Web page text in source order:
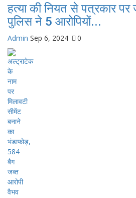
हत्या की नियत से पत्रकार पर
पुलिस ने 5 आरोपियों...
Admin Sep 6, 2024 0